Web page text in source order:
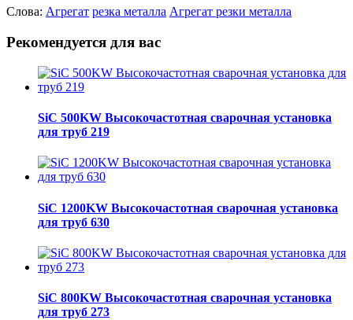
Слова: Агрегат резка металла Агрегат резки металла
Рекомендуется для вас
SiC 500KW Высокочастотная сварочная установка
для труб 219
SiC 1200KW Высокочастотная сварочная установка
для труб 630
SiC 800KW Высокочастотная сварочная установка
для труб 273